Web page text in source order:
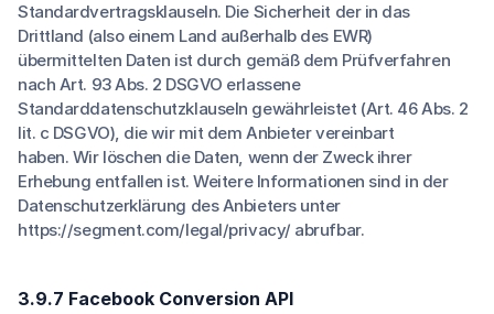
Standardvertragsklauseln. Die Sicherheit der in das
Drittland (also einem Land außerhalb des EWR)
übermittelten Daten ist durch gemäß dem Prüfverfahren
nach Art. 93 Abs. 2 DSGVO erlassene
Standarddatenschutzklauseln gewährleistet (Art. 46 Abs. 2
lit. c DSGVO), die wir mit dem Anbieter vereinbart
haben. Wir löschen die Daten, wenn der Zweck ihrer
Erhebung entfallen ist. Weitere Informationen sind in der
Datenschutzerklärung des Anbieters unter
https://segment.com/legal/privacy/ abrufbar.
3.9.7 Facebook Conversion API